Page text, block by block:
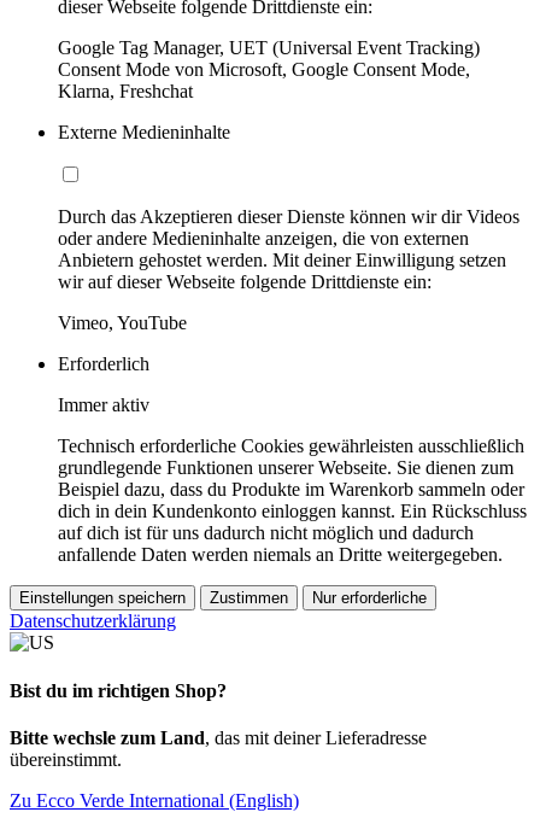
dieser Webseite folgende Drittdienste ein:
Google Tag Manager, UET (Universal Event Tracking)
Consent Mode von Microsoft, Google Consent Mode,
Klarna, Freshchat
Externe Medieninhalte
Durch das Akzeptieren dieser Dienste können wir dir Videos
oder andere Medieninhalte anzeigen, die von externen
Anbietern gehostet werden. Mit deiner Einwilligung setzen
wir auf dieser Webseite folgende Drittdienste ein:
Vimeo, YouTube
Erforderlich
Immer aktiv
Technisch erforderliche Cookies gewährleisten ausschließlich
grundlegende Funktionen unserer Webseite. Sie dienen zum
Beispiel dazu, dass du Produkte im Warenkorb sammeln oder
dich in dein Kundenkonto einloggen kannst. Ein Rückschluss
auf dich ist für uns dadurch nicht möglich und dadurch
anfallende Daten werden niemals an Dritte weitergegeben.
Einstellungen speichern Zustimmen Nur erforderliche
Datenschutzerklärung
Bist du im richtigen Shop?
Bitte wechsle zum Land, das mit deiner Lieferadresse
übereinstimmt.
Zu Ecco Verde International (English)